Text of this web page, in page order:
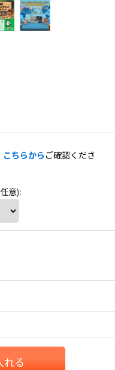
こちらから ご確認くださ
意):
れる